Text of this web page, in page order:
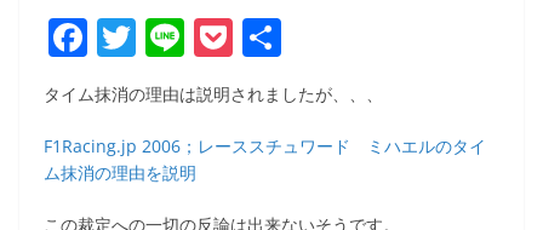
F
a
c
e
b
T
w
itt
er
Li
n
e
P
o
ck
et
有
タイム抹消の理由は説明されましたが、、、
F1Racing.jp 2006；レーススチュワード ミハエルのタイ
ム抹消の理由を説明
この裁定への一切の反論は出来ないそうです。